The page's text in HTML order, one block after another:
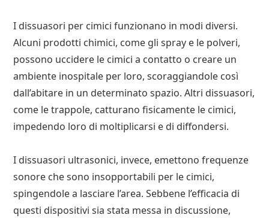
I dissuasori per cimici funzionano in modi diversi.
Alcuni prodotti chimici, come gli spray e le polveri,
possono uccidere le cimici a contatto o creare un
ambiente inospitale per loro, scoraggiandole così
dall’abitare in un determinato spazio. Altri dissuasori,
come le trappole, catturano fisicamente le cimici,
impedendo loro di moltiplicarsi e di diffondersi.
I dissuasori ultrasonici, invece, emettono frequenze
sonore che sono insopportabili per le cimici,
spingendole a lasciare l’area. Sebbene l’efficacia di
questi dispositivi sia stata messa in discussione,